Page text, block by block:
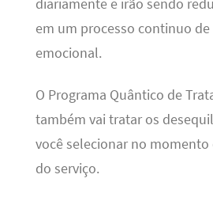
diariamente e irão sendo
em um processo continuo
emocional.
O Programa Quântico de
também vai tratar os
você selecionar no
do serviço.